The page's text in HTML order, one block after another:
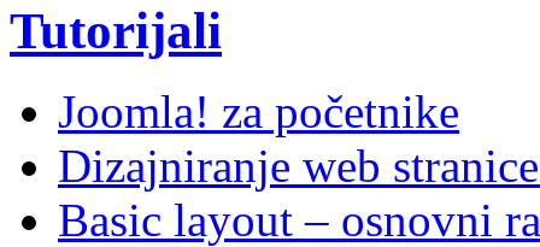
Tutorijali
Joomla! za početnike
Dizajniranje web
Basic layout – osnovni